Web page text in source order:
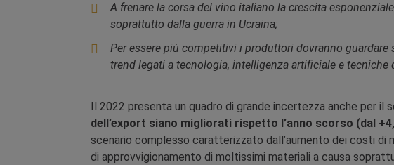
A frenare la corsa del vino italiano la crescita
soprattutto dalla guerra in Ucraina;
Per essere più competitivi i produttori dovranno
trend legati a tecnologia, intelligenza artificiale e tecniche
Il 2022 presenta un quadro di grande incertezza anche per
dell’export siano migliorati rispetto l’anno scorso (dal
scenario complesso caratterizzato dall’aumento dei costi di
di approvvigionamento di moltissimi materiali a causa